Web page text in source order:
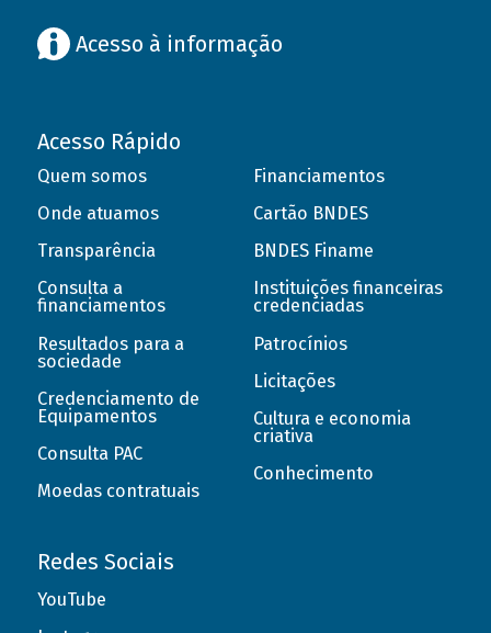
Acesso à informação
Acesso Rápido
Quem somos
Onde atuamos
Transparência
Consulta a
financiamentos
Resultados para a
sociedade
Credenciamento de
Equipamentos
Consulta PAC
Moedas contratuais
Financiamentos
Cartão BNDES
BNDES Finame
Instituições financeiras
credenciadas
Patrocínios
Licitações
Cultura e economia
criativa
Conhecimento
Redes Sociais
YouTube